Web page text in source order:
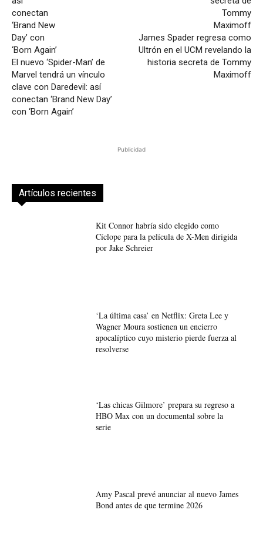
El nuevo ‘Spider-Man’ de
Marvel tendrá un vínculo
clave con Daredevil: así
conectan ‘Brand New Day’
con ‘Born Again’
James Spader regresa como
Ultrón en el UCM revelando la
historia secreta de Tommy
Maximoff
Publicidad
Artículos recientes
Kit Connor habría sido elegido como
Cíclope para la película de X-Men dirigida
por Jake Schreier
‘La última casa’ en Netflix: Greta Lee y
Wagner Moura sostienen un encierro
apocalíptico cuyo misterio pierde fuerza al
resolverse
‘Las chicas Gilmore’ prepara su regreso a
HBO Max con un documental sobre la
serie
Amy Pascal prevé anunciar al nuevo James
Bond antes de que termine 2026